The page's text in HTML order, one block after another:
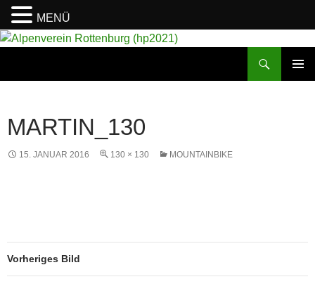
MARTIN_130
15. JANUAR 2016 130 × 130 MOUNTAINBIKE
Vorheriges Bild
MENÜ